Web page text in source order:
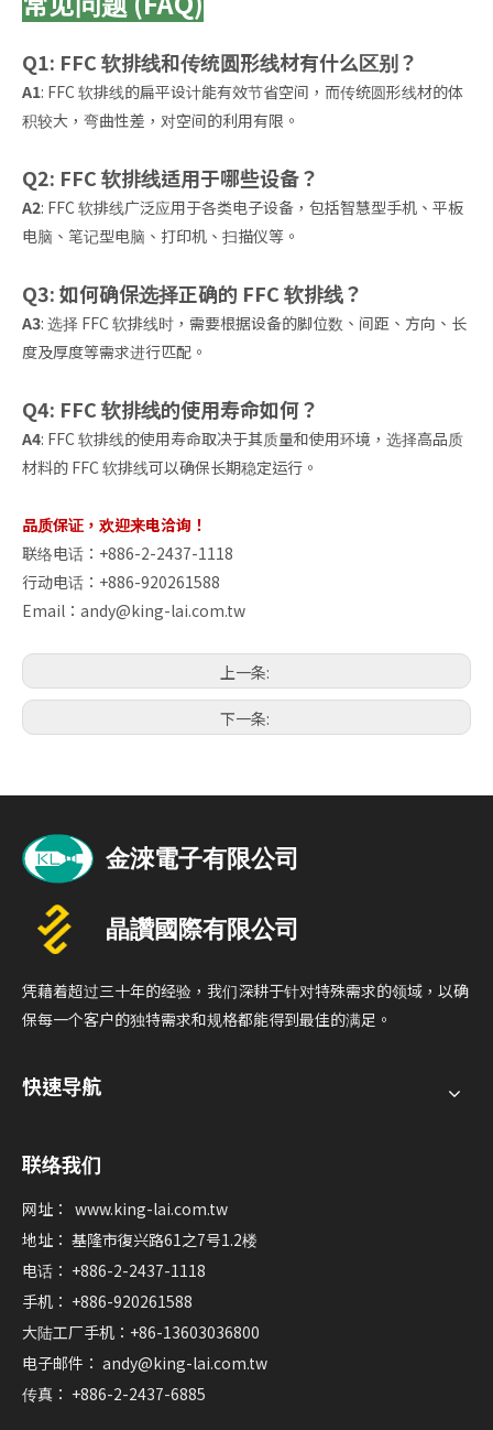
Q1: FFC 软排线和传统圆形线材有什么区别？
A1: FFC 软排线的扁平设计能有效节省空间，而传统圆形线材的体
积较大，弯曲性差，对空间的利用有限。
Q2: FFC 软排线适用于哪些设备？
A2: FFC 软排线广泛应用于各类电子设备，包括智慧型手机、平板
电脑、笔记型电脑、打印机、扫描仪等。
Q3: 如何确保选择正确的 FFC 软排线？
A3: 选择 FFC 软排线时，需要根据设备的脚位数、间距、方向、长
度及厚度等需求进行匹配。
Q4: FFC 软排线的使用寿命如何？
A4: FFC 软排线的使用寿命取决于其质量和使用环境，选择高品质
材料的 FFC 软排线可以确保长期稳定运行。
品质保证，欢迎来电洽询！
联络电话：+886-2-2437-1118
行动电话：+886-920261588
Email： andy@king-lai.com.tw
上一条:
下一条:
凭藉着超过三十年的经验，我们深耕于针对特殊需求的领域，以确
保每一个客户的独特需求和规格都能得到最佳的满足。
快速导航
联络我们
网址： www.king-lai.com.tw
地址： 基隆市復兴路61之7号1.2楼
电话： +886-2-2437-1118
手机： +886-920261588
大陆工厂手机：+86-13603036800
电子邮件： andy@king-lai.com.tw
传真： +886-2-2437-6885